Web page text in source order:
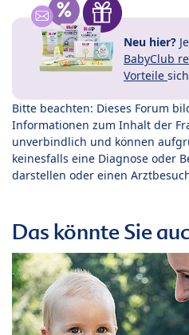
Neu hier?
BabyClub
Vorteile
Bitte beachten: Dieses Forum
Informationen zum Inhalt der
unverbindlich und können
keinesfalls eine Diagnose oder
darstellen oder einen
Das könnte Sie